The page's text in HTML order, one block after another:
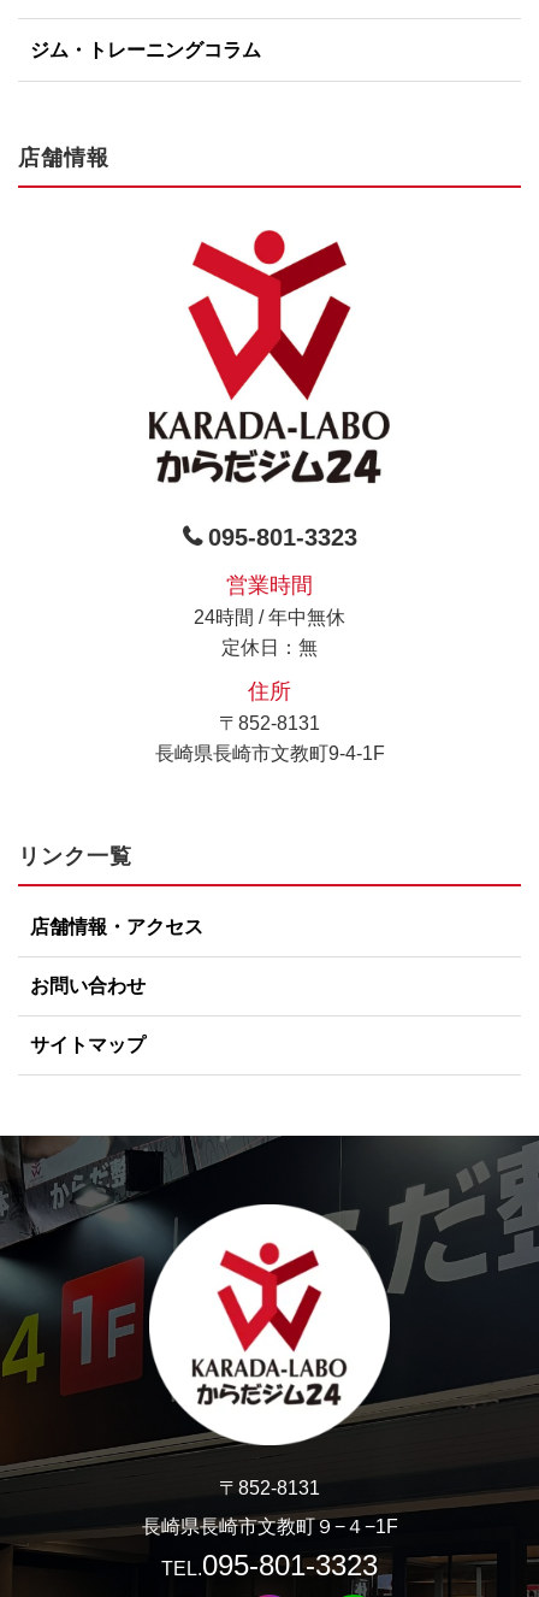
ジム・トレーニングコラム
店舗情報
095-801-3323
営業時間
24時間 / 年中無休
定休日：無
住所
〒852-8131
長崎県長崎市文教町9-4-1F
リンク一覧
店舗情報・アクセス
お問い合わせ
サイトマップ
〒852-8131
長崎県長崎市文教町９−４−1F
TEL.095-801-3323